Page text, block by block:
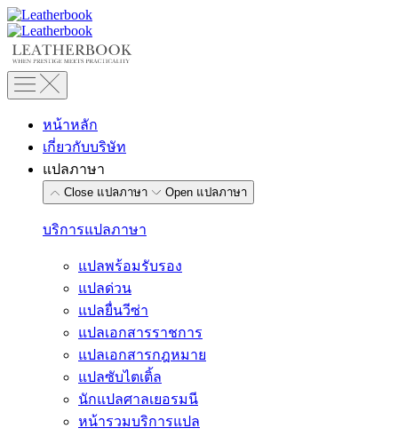
Skip
to
content
หน้าหลัก
เกี่ยวกับบริษัท
แปลภาษา
Close แปลภาษา Open แปลภาษา
บริการแปลภาษา
แปลพร้อมรับรอง
แปลด่วน
แปลยื่นวีซ่า
แปลเอกสารราชการ
แปลเอกสารกฎหมาย
แปลซับไตเติ้ล
นักแปลศาลเยอรมนี
หน้ารวมบริการแปล